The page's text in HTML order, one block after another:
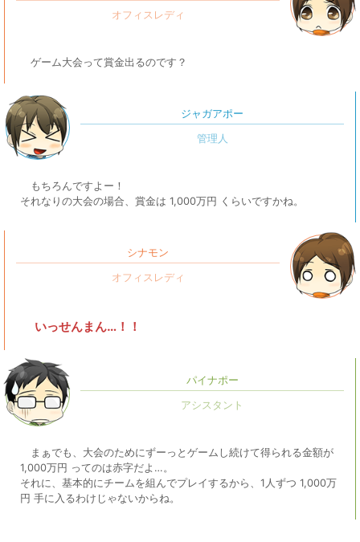
ゲーム大会って賞金出るのです？
ジャガアポー
もちろんですよー！
それなりの大会の場合、賞金は 1,000万円 くらいですかね。
シナモン
いっせんまん…！！
パイナポー
まぁでも、大会のためにずーっとゲームし続けて得られる金額が
1,000万円 ってのは赤字だよ…。
それに、基本的にチームを組んでプレイするから、1人ずつ 1,000万
円 手に入るわけじゃないからね。